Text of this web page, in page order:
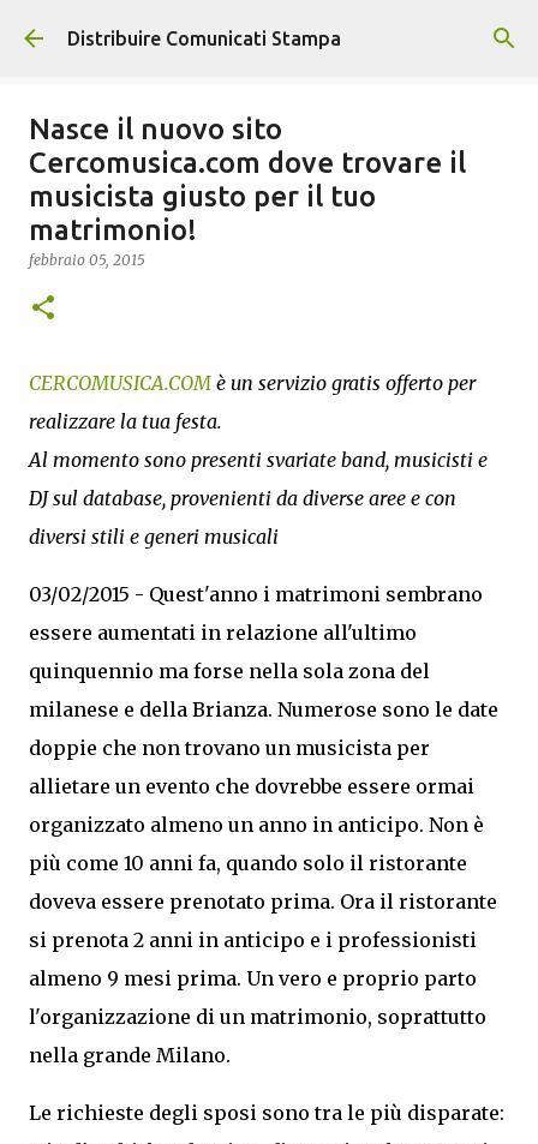
Passa ai contenuti principali
Distribuire Comunicati Stampa
Nasce il nuovo sito
Cercomusica.com dove trovare il
musicista giusto per il tuo
matrimonio!
febbraio 05, 2015
CERCOMUSICA.COM è un servizio gratis offerto per
realizzare la tua festa.
Al momento sono presenti svariate band, musicisti e
DJ sul database, provenienti da diverse aree e con
diversi stili e generi musicali
03/02/2015 - Quest'anno i matrimoni sembrano
essere aumentati in relazione all'ultimo
quinquennio ma forse nella sola zona del
milanese e della Brianza. Numerose sono le date
doppie che non trovano un musicista per
allietare un evento che dovrebbe essere ormai
organizzato almeno un anno in anticipo. Non è
più come 10 anni fa, quando solo il ristorante
doveva essere prenotato prima. Ora il ristorante
si prenota 2 anni in anticipo e i professionisti
almeno 9 mesi prima. Un vero e proprio parto
l'organizzazione di un matrimonio, soprattutto
nella grande Milano.
Le richieste degli sposi sono tra le più disparate: